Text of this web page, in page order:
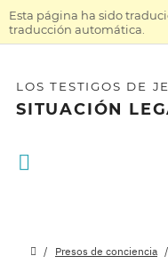
Esta página ha sido
traducción automática.
LOS TESTIGOS DE
SITUACIÓN
Presos de conciencia